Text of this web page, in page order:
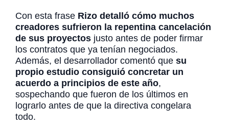
Con esta frase Rizo detalló cómo muchos
creadores sufrieron la repentina cancelación
de sus proyectos justo antes de poder firmar
los contratos que ya tenían negociados.
Además, el desarrollador comentó que su
propio estudio consiguió concretar un
acuerdo a principios de este año,
sospechando que fueron de los últimos en
lograrlo antes de que la directiva congelara
todo.